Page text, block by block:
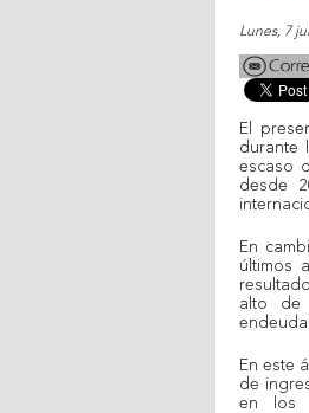
lunes, 7
El
durante
escaso
desde
En
últimos
alto de
En este
de
en los